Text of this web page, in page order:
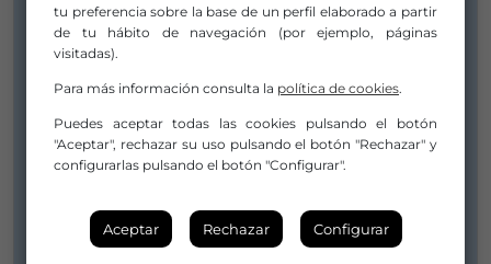
Compañía/Artista:
Cia. Campi
contact@ciacampi.com
contact@ciacampi.com
608452304
Web
tu preferencia sobre la base de un perfil elaborado a partir
de tu hábito de navegación (por ejemplo, páginas
visitadas).
Para más información consulta la política de cookies.
Puedes aceptar todas las cookies pulsando el botón
"Aceptar", rechazar su uso pulsando el botón "Rechazar" y
configurarlas pulsando el botón "Configurar".
Aceptar Rechazar Configurar